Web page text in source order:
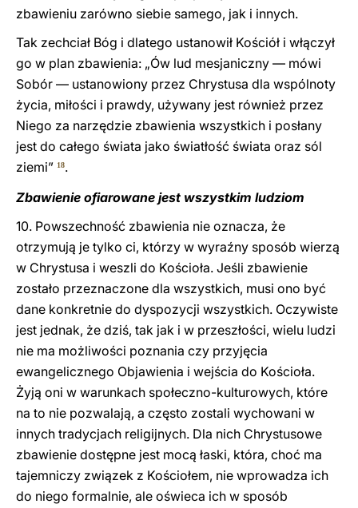
zbawieniu zarówno siebie samego, jak i innych.
Tak zechciał Bóg i dlatego ustanowił Kościół i włączył
go w plan zbawienia: „Ów lud mesjaniczny — mówi
Sobór — ustanowiony przez Chrystusa dla wspólnoty
życia, miłości i prawdy, używany jest również przez
Niego za narzędzie zbawienia wszystkich i posłany
jest do całego świata jako światłość świata oraz sól
ziemi” 18.
Zbawienie ofiarowane jest wszystkim ludziom
10. Powszechność zbawienia nie oznacza, że
otrzymują je tylko ci, którzy w wyraźny sposób wierzą
w Chrystusa i weszli do Kościoła. Jeśli zbawienie
zostało przeznaczone dla wszystkich, musi ono być
dane konkretnie do dyspozycji wszystkich. Oczywiste
jest jednak, że dziś, tak jak i w przeszłości, wielu ludzi
nie ma możliwości poznania czy przyjęcia
ewangelicznego Objawienia i wejścia do Kościoła.
Żyją oni w warunkach społeczno-kulturowych, które
na to nie pozwalają, a często zostali wychowani w
innych tradycjach religijnych. Dla nich Chrystusowe
zbawienie dostępne jest mocą łaski, która, choć ma
tajemniczy związek z Kościołem, nie wprowadza ich
do niego formalnie, ale oświeca ich w sposób